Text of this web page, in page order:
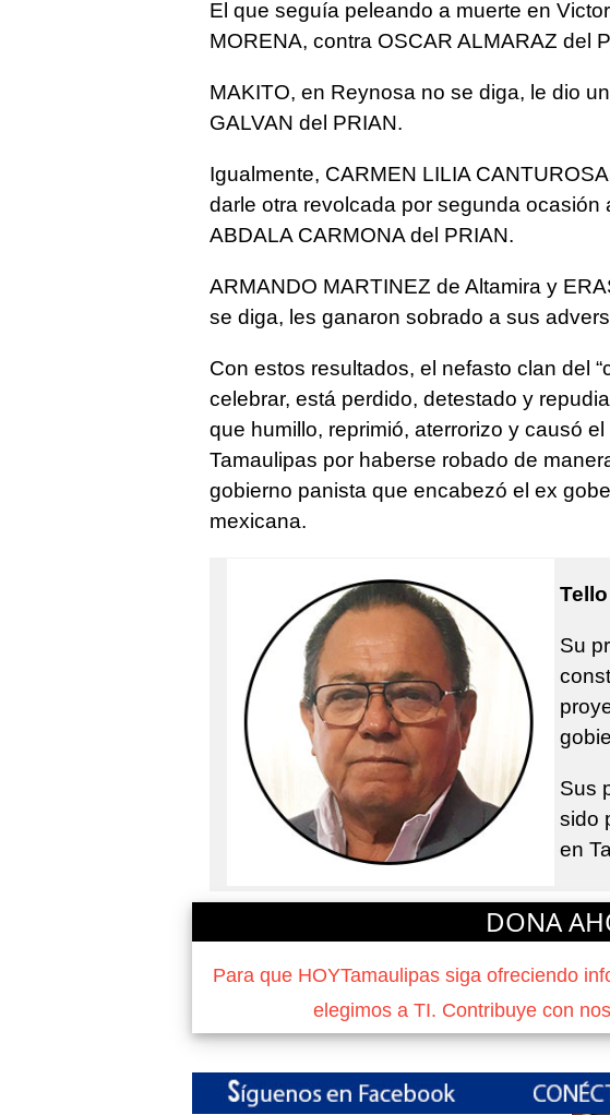
El que seguía peleando a muerte en
MORENA, contra OSCAR ALMARAZ del
MAKITO, en Reynosa no se diga, le dio
GALVAN del PRIAN.
Igualmente, CARMEN LILIA
darle otra revolcada por segunda ocasión
ABDALA CARMONA del PRIAN.
ARMANDO MARTINEZ de Altamira y
se diga, les ganaron sobrado a sus
Con estos resultados, el nefasto clan del
celebrar, está perdido, detestado y
que humillo, reprimió, aterrorizo y causó
Tamaulipas por haberse robado de
gobierno panista que encabezó el ex
mexicana.
Su
Sus
sido
en
DONA
Para que HOYTamaulipas siga ofreciendo
elegimos a TI. Contribuye con